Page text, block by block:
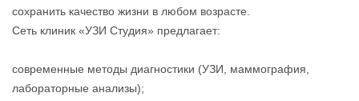
сохранить качество жизни в любом возрасте.
Сеть клиник «УЗИ Студия» предлагает:
современные методы диагностики (УЗИ, маммография,
лабораторные анализы);